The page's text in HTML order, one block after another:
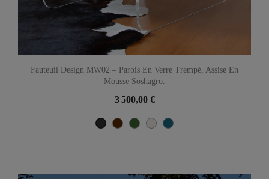
Fauteuil Design MW02 – Parois En Verre Trempé, Assise En
Mousse Soshagro.
3 500,00 €
Noir
Marron
Vert PerleBleu